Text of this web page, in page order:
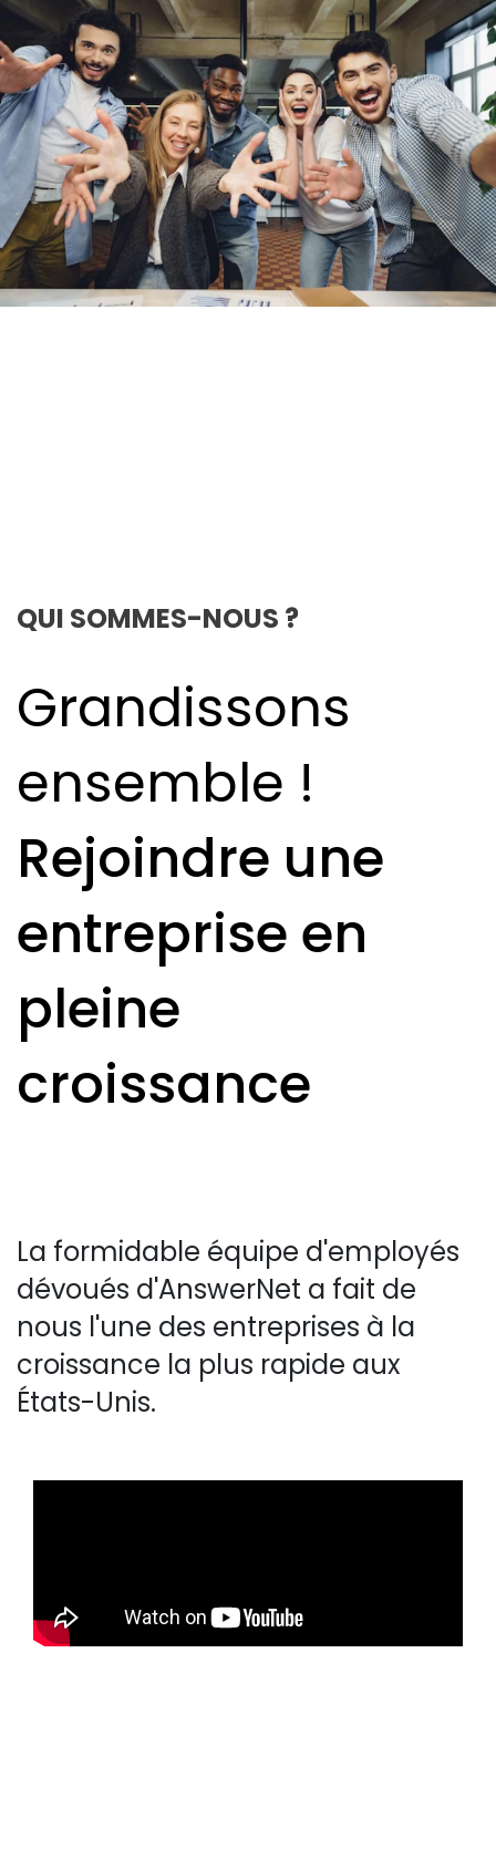
QUI SOMMES-NOUS ?
Grandissons
ensemble !
Rejoindre une
entreprise en
pleine
croissance
La formidable équipe d'employés
dévoués d'AnswerNet a fait de
nous l'une des entreprises à la
croissance la plus rapide aux
États-Unis.